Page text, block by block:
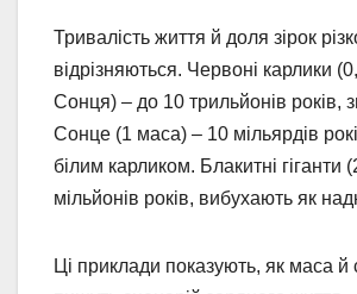
Тривалість життя й доля зірок
відрізняються. Червоні карлики
Сонця) – до 10 трильйонів років,
Сонце (1 маса) – 10 мільярдів
білим карликом. Блакитні гіганти
мільйонів років, вибухають як
Ці приклади показують, як маса й